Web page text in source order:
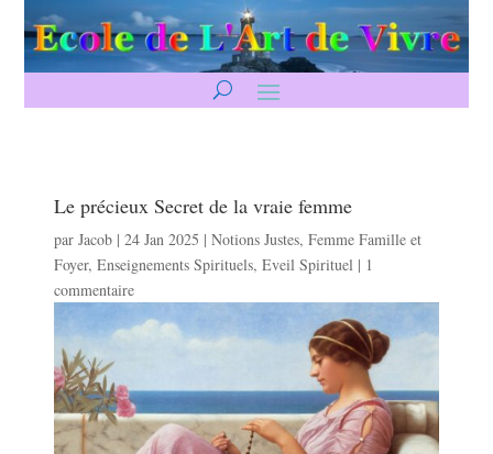
Le précieux Secret de la vraie femme
parJacob |24 Jan 2025 |Notions Justes,Femme Famille et
Foyer,Enseignements Spirituels,Eveil Spirituel | 1
commentaire